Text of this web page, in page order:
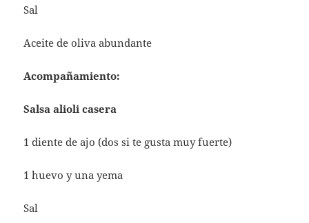
Sal
Aceite de oliva abundante
Acompañamiento:
Salsa alioli casera
1 diente de ajo (dos si te gusta muy fuerte)
1 huevo y una yema
Sal